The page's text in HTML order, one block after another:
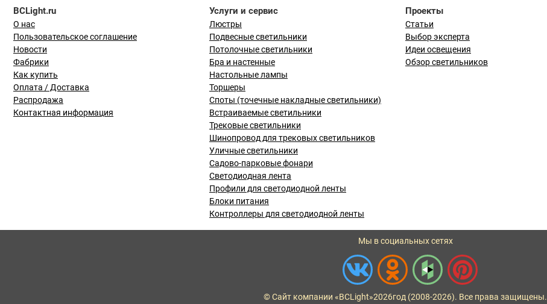
BCLight.ru
О нас
Пользовательское соглашение
Новости
Фабрики
Как купить
Оплата / Доставка
Распродажа
Контактная информация
Услуги и сервис
Люстры
Подвесные светильники
Потолочные светильники
Бра и настенные
Настольные лампы
Торшеры
Споты (точечные накладные светильники)
Встраиваемые светильники
Трековые светильники
Шинопровод для трековых светильников
Уличные светильники
Садово-парковые фонари
Светодиодная лента
Профили для светодиодной ленты
Блоки питания
Контроллеры для светодиодной ленты
Проекты
Статьи
Выбор эксперта
Идеи освещения
Обзор светильников
Мы в социальных сетях
© Сайт компании «BCLight»2026год (2008-2026). Все права защищены.